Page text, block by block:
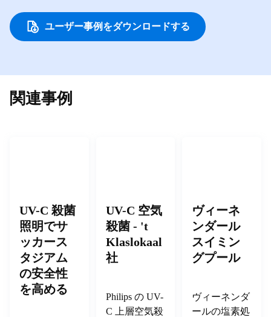
ユーザー事例をダウンロードする
関連事例
UV-C 殺菌
照明でサ
ッカース
タジアム
の安全性
を高める
UV-C 空気
殺菌 - 't
Klaslokaal
社
Philips の UV-
C 上層空気殺
ヴィーネ
ンダール
スイミン
グプール
ヴィーネンダ
ールの塩素処